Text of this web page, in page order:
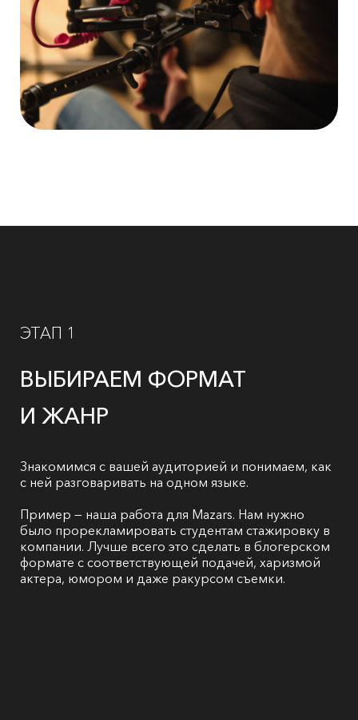
ЭТАП 1
ВЫБИРАЕМ ФОРМАТ
И ЖАНР
Знакомимся с вашей аудиторией и понимаем, как
с ней разговаривать на одном языке.
Пример — наша работа для Mazars. Нам нужно
было прорекламировать студентам стажировку в
компании. Лучше всего это сделать в блогерском
формате с соответствующей подачей, харизмой
актера, юмором и даже ракурсом съемки.